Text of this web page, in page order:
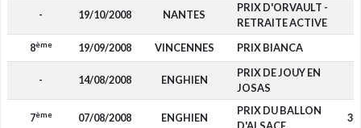
- 19/10/2008 NANTES
PRIX D'ORVAULT -
RETRAITE ACTIVE
8ème 19/09/2008 VINCENNES PRIX BIANCA
- 14/08/2008 ENGHIEN
PRIX DE JOUY EN
JOSAS
7ème 07/08/2008 ENGHIEN
PRIX DU BALLON